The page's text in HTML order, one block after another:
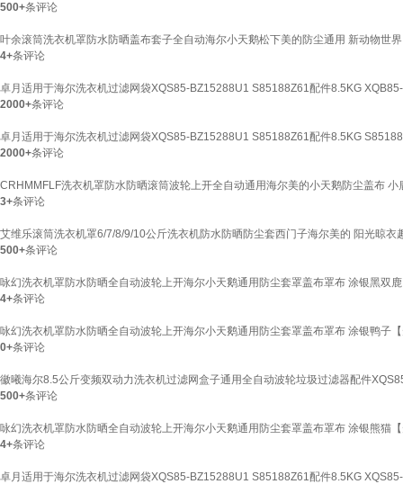
500+条评论
叶余滚筒洗衣机罩防水防晒盖布套子全自动海尔小天鹅松下美的防尘通用 新动物世
4+条评论
卓月适用于海尔洗衣机过滤网袋XQS85-BZ15288U1 S85188Z61配件8.5KG
2000+条评论
卓月适用于海尔洗衣机过滤网袋XQS85-BZ15288U1 S85188Z61配件8.5KG
2000+条评论
CRHMMFLF洗衣机罩防水防晒滚筒波轮上开全自动通用海尔美的小天鹅防尘盖布
3+条评论
艾维乐滚筒洗衣机罩6/7/8/9/10公斤洗衣机防水防晒防尘套西门子海尔美的 阳光晾衣
500+条评论
咏幻洗衣机罩防水防晒全自动波轮上开海尔小天鹅通用防尘套罩盖布罩布 涂银黑双
4+条评论
咏幻洗衣机罩防水防晒全自动波轮上开海尔小天鹅通用防尘套罩盖布罩布 涂银鸭子
0+条评论
徽曦海尔8.5公斤变频双动力洗衣机过滤网盒子通用全自动波轮垃圾过滤器配件
500+条评论
咏幻洗衣机罩防水防晒全自动波轮上开海尔小天鹅通用防尘套罩盖布罩布 涂银熊猫
4+条评论
卓月适用于海尔洗衣机过滤网袋XQS85-BZ15288U1 S85188Z61配件8.5KG